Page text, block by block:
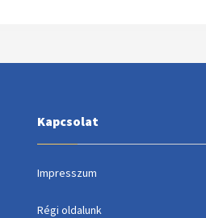
Kapcsolat
Impresszum
Régi oldalunk